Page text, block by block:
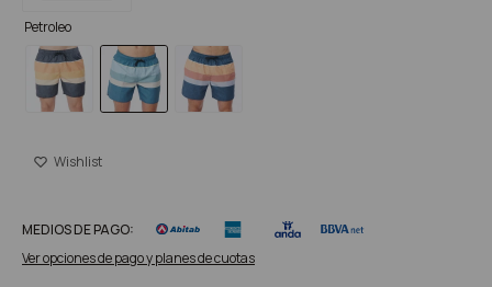
Petroleo
MEDIOS DE PAGO:
Ver opciones de pago y planes de cuotas